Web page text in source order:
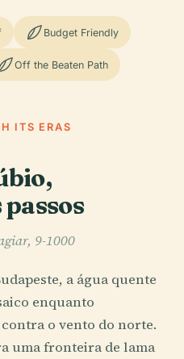
Budget Friendly
Off the Beaten Path
ITS ERAS
9-1000
a água quente
enquanto
o vento do norte.
uma fronteira de lama